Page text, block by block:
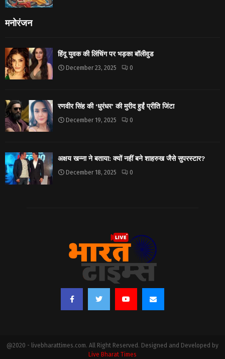
मनोरंजन
हिंदू युवक की लिंचिंग पर भड़का बॉलीवुड
December 23, 2025 0
रणवीर सिंह की ‘धुरंधर’ की मुरीद हुईं प्रीति जिंटा
December 19, 2025 0
अक्षय खन्ना ने बताया: क्यों नहीं बने शाहरुख जैसे सुपरस्टार?
December 18, 2025 0
@2020 - livebharattimes.com. All Right Reserved. Designed and Developed by
Live Bharat Times